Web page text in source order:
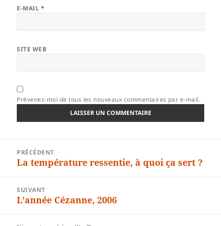
E-MAIL *
SITE WEB
Prévenez-moi de tous les nouveaux commentaires par e-mail.
l’article
PRÉCÉDENT
Article
La température ressentie, à quoi ça sert ?
SUIVANT
Article
L’année Cézanne, 2006